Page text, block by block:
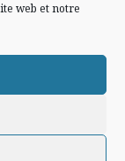
web et notre